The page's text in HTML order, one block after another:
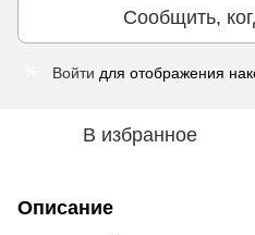
Сообщить,
Войти для отображения
В избранное
Описание